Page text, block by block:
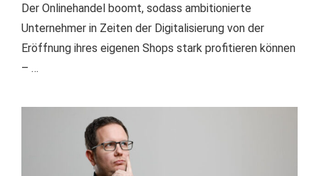
Der Onlinehandel boomt, sodass ambitionierte
Unternehmer in Zeiten der Digitalisierung von der
Eröffnung ihres eigenen Shops stark profitieren können
– …